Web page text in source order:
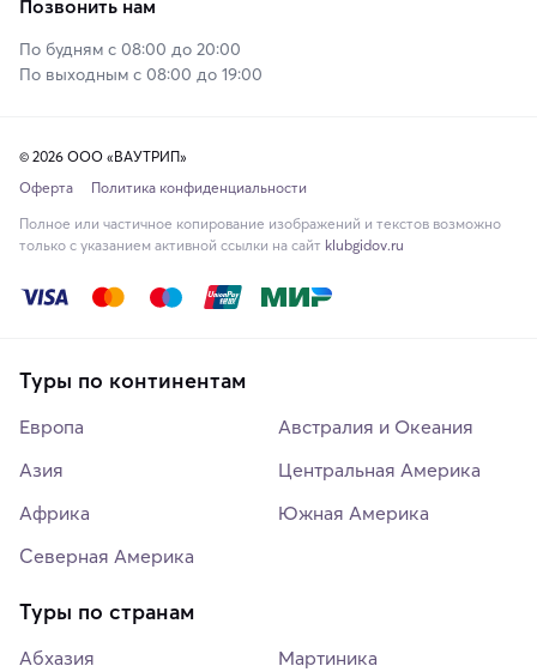
Позвонить нам
По будням с 08:00 до 20:00
По выходным с 08:00 до 19:00
© 2026 ООО «ВАУТРИП»
Оферта
Политика конфиденциальности
Полное или частичное копирование изображений и текстов возможно
только с указанием активной ссылки на сайт klubgidov.ru
Туры по континентам
Европа
Азия
Африка
Северная Америка
Австралия и Океания
Центральная Америка
Южная Америка
Туры по странам
Абхазия
Мартиника